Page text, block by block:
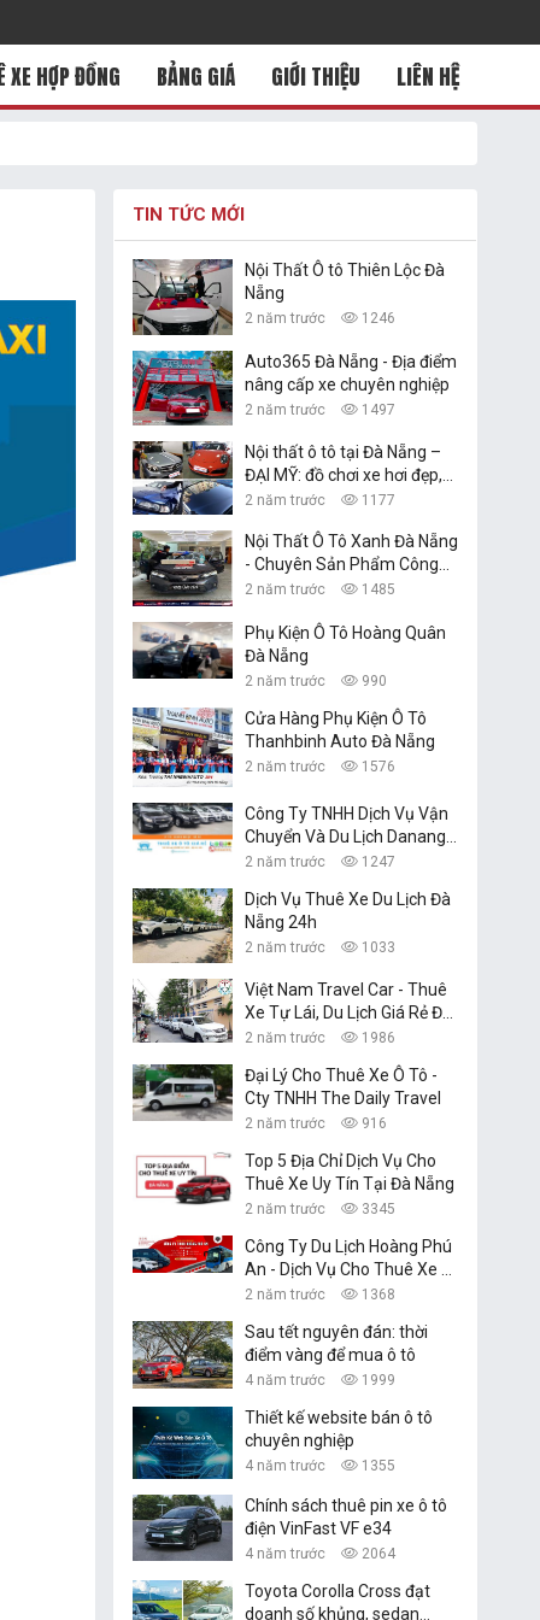
XE HỢP ĐỒNG BẢNG GIÁ GIỚI THIỆU LIÊN HỆ
TIN TỨC MỚI
Nội Thất Ô tô Thiên Lộc Đà
Nẵng
2 năm trước 1246
Auto365 Đà Nẵng - Địa điểm
nâng cấp xe chuyên nghiệp
2 năm trước 1497
Nội thất ô tô tại Đà Nẵng –
ĐẠI MỸ: đồ chơi xe hơi đẹp,
giá rẻ nhất
2 năm trước 1177
Nội Thất Ô Tô Xanh Đà Nẵng
- Chuyên Sản Phẩm Công
Nghệ Xe Hơi
2 năm trước 1485
Phụ Kiện Ô Tô Hoàng Quân
Đà Nẵng
2 năm trước 990
Cửa Hàng Phụ Kiện Ô Tô
Thanhbinh Auto Đà Nẵng
2 năm trước 1576
Công Ty TNHH Dịch Vụ Vận
Chuyển Và Du Lịch Danang
Transfer
2 năm trước 1247
Dịch Vụ Thuê Xe Du Lịch Đà
Nẵng 24h
2 năm trước 1033
Việt Nam Travel Car - Thuê
Xe Tự Lái, Du Lịch Giá Rẻ Đà
Nẵng
2 năm trước 1986
Đại Lý Cho Thuê Xe Ô Tô -
Cty TNHH The Daily Travel
2 năm trước 916
Top 5 Địa Chỉ Dịch Vụ Cho
Thuê Xe Uy Tín Tại Đà Nẵng
2 năm trước 3345
Công Ty Du Lịch Hoàng Phú
An - Dịch Vụ Cho Thuê Xe Ô
Tô Tự Lái, Xe Du Lịch Đà
2 năm trước 1368
Sau tết nguyên đán: thời
điểm vàng để mua ô tô
4 năm trước 1999
Thiết kế website bán ô tô
chuyên nghiệp
4 năm trước 1355
Chính sách thuê pin xe ô tô
điện VinFast VF e34
4 năm trước 2064
Toyota Corolla Cross đạt
doanh số khủng, sedan